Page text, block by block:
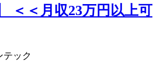
＜＜月収23万円以上可
テック